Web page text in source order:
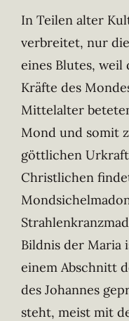
In Teilen alter
verbreitet, nur
eines Blutes, weil
Kräfte des
Mittelalter
Mond und somit
göttlichen
Christlichen
Bildnis der Maria
einem Abschnitt
des Johannes
steht, meist mit